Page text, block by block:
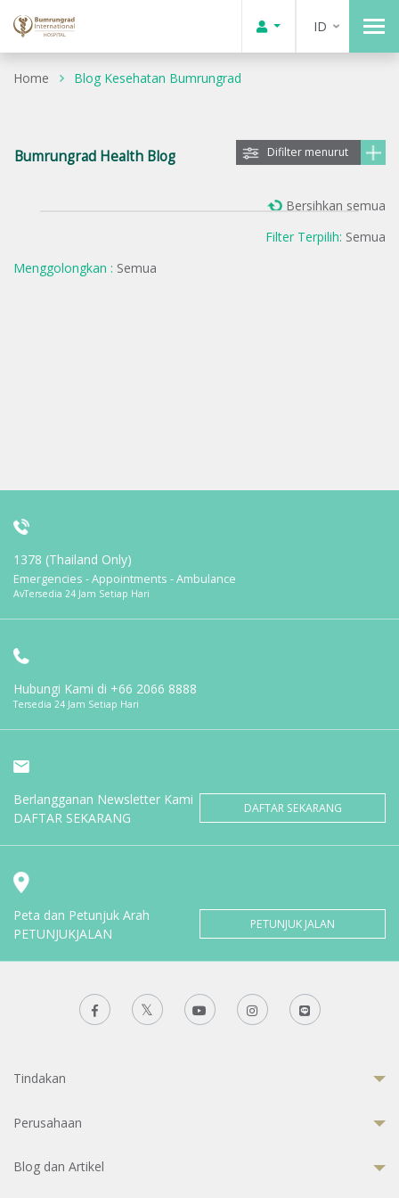
ID
Home Blog Kesehatan Bumrungrad
Bumrungrad Health Blog Difilter menurut
Filter Terpilih: Semua
Menggolongkan : Semua
Bersihkan semua
1378 (Thailand Only)
Emergencies - Appointments - Ambulance
AvTersedia 24 Jam Setiap Hari
Hubungi Kami di +66 2066 8888
Tersedia 24 Jam Setiap Hari
Berlangganan Newsletter Kami
DAFTAR SEKARANG
DAFTAR SEKARANG
Peta dan Petunjuk Arah
PETUNJUKJALAN
PETUNJUK JALAN
Tindakan
Perusahaan
Blog dan Artikel